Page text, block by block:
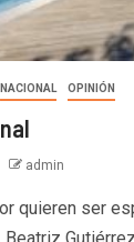
NACIONAL OPINIÓN
admin
quieren ser